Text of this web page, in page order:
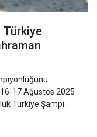
Türkiye
16-17 Ağustos 2025
Türkiye Şampi..